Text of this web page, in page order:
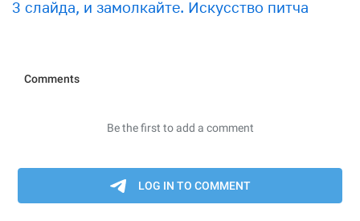
3 слайда, и замолкайте. Искусство питча